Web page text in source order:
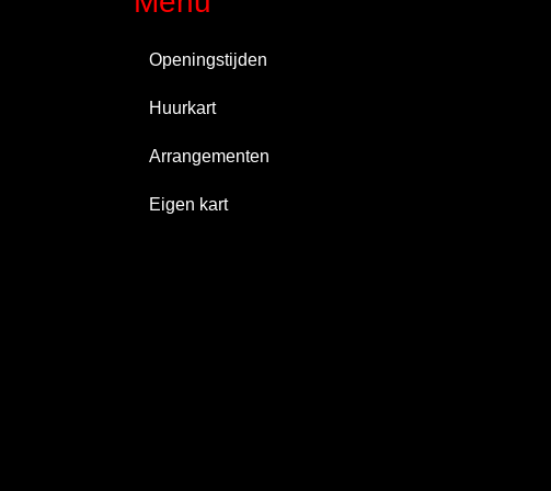
Openingstijden
Huurkart
Arrangementen
Eigen kart